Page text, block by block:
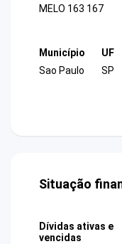
MELO 163 167
Município
Sao Paulo
UF
SP
Situação
Dívidas ativas e
vencidas